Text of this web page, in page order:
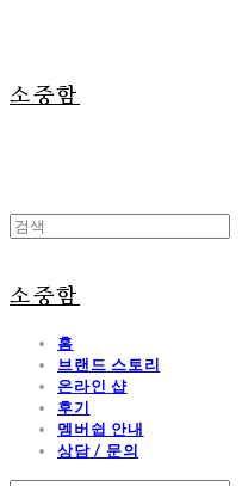
소중함
소중함
홈
브랜드 스토리
온라인 샵
후기
멤버쉽 안내
상담 / 문의